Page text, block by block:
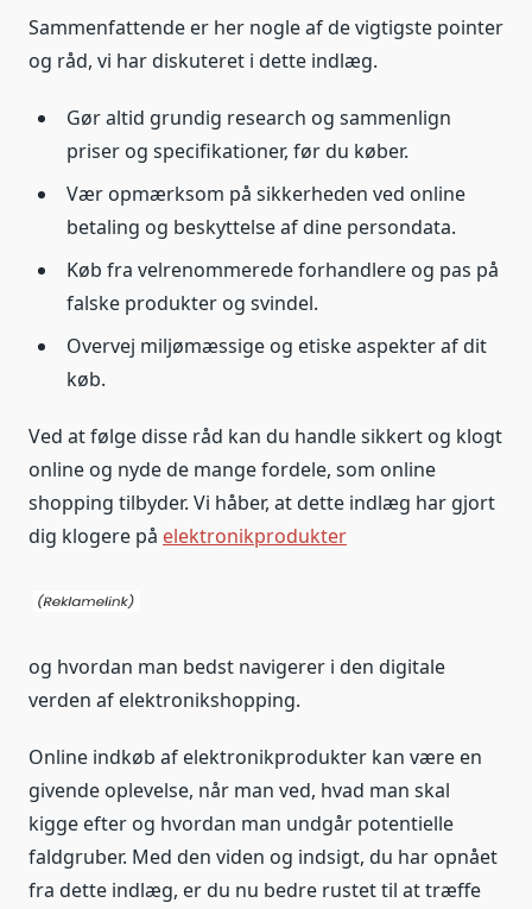
Sammenfattende er her nogle af de vigtigste pointer
og råd, vi har diskuteret i dette indlæg.
Gør altid grundig research og sammenlign
priser og specifikationer, før du køber.
Vær opmærksom på sikkerheden ved online
betaling og beskyttelse af dine persondata.
Køb fra velrenommerede forhandlere og pas på
falske produkter og svindel.
Overvej miljømæssige og etiske aspekter af dit
køb.
Ved at følge disse råd kan du handle sikkert og klogt
online og nyde de mange fordele, som online
shopping tilbyder. Vi håber, at dette indlæg har gjort
dig klogere på elektronikprodukter
og hvordan man bedst navigerer i den digitale
verden af elektronikshopping.
Online indkøb af elektronikprodukter kan være en
givende oplevelse, når man ved, hvad man skal
kigge efter og hvordan man undgår potentielle
faldgruber. Med den viden og indsigt, du har opnået
fra dette indlæg, er du nu bedre rustet til at træffe